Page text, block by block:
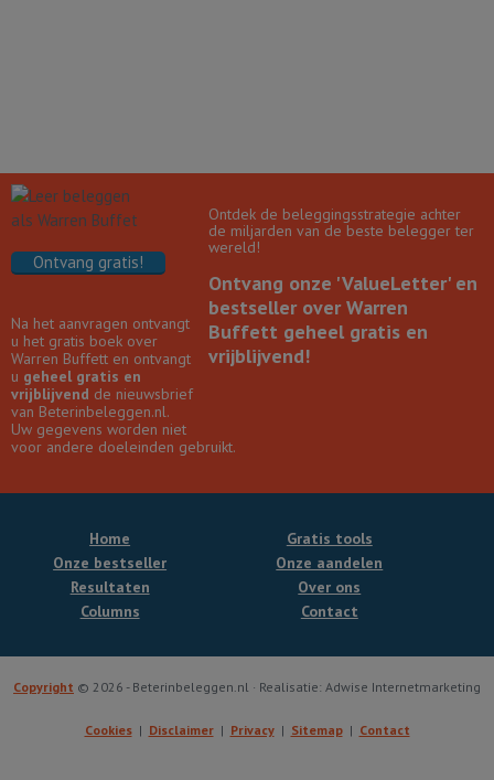
Ontdek de beleggingsstrategie achter
de miljarden van de beste belegger ter
wereld!
Ontvang onze 'ValueLetter' en
bestseller over Warren
Buffett geheel gratis en
vrijblijvend!
Ontvang gratis!
Na het aanvragen ontvangt
u het gratis boek over
Warren Buffett en ontvangt
u geheel gratis en
vrijblijvend de nieuwsbrief
van Beterinbeleggen.nl.
Uw gegevens worden niet
voor andere doeleinden gebruikt.
Home
Onze bestseller
Gratis tools
Onze aandelen
Resultaten
Columns
Over ons
Contact
Copyright © 2026 - Beterinbeleggen.nl · Realisatie: Adwise Internetmarketing
Cookies Disclaimer Privacy Sitemap Contact